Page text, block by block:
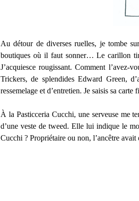
Au détour de diverses ruelles, je tombe
boutiques où il faut sonner… Le carillon
J’acquiesce rougissant. Comment
Trickers, de splendides Edward Green,
ressemelage et d’entretien. Je saisis sa
À la Pasticceria Cucchi, une serveuse me
d’une veste de tweed. Elle lui indique le
Cucchi ? Propriétaire ou non, l’ancêtre